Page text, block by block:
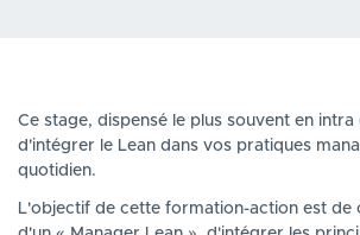
Ce stage, dispensé le plus souvent en
d'intégrer le Lean dans vos pratiques
quotidien.
L'objectif de cette formation-action est de